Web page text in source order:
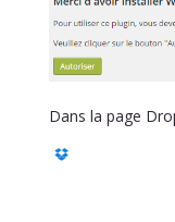
Dans la page